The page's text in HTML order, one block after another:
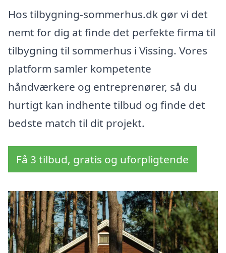
Hos tilbygning-sommerhus.dk gør vi det
nemt for dig at finde det perfekte firma til
tilbygning til sommerhus i Vissing. Vores
platform samler kompetente
håndværkere og entreprenører, så du
hurtigt kan indhente tilbud og finde det
bedste match til dit projekt.
Få 3 tilbud, gratis og uforpligtende